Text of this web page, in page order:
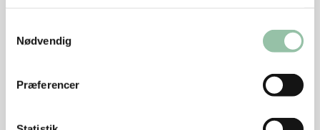
Nødvendig
Præferencer
Skyl æblet og skær det i tern.
Skræl ingefær og riv det groft.
Skyl koriander eller mynte og hak det.